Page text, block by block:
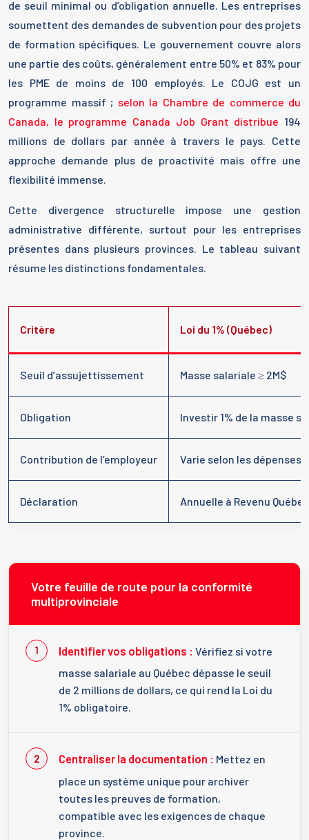
de seuil minimal ou d’obligation annuelle. Les entreprises
soumettent des demandes de subvention pour des projets
de formation spécifiques. Le gouvernement couvre alors
une partie des coûts, généralement entre 50% et 83% pour
les PME de moins de 100 employés. Le COJG est un
programme massif ; selon la Chambre de commerce du
Canada, le programme Canada Job Grant distribue 194
millions de dollars par année à travers le pays. Cette
approche demande plus de proactivité mais offre une
flexibilité immense.
Cette divergence structurelle impose une gestion
administrative différente, surtout pour les entreprises
présentes dans plusieurs provinces. Le tableau suivant
résume les distinctions fondamentales.
Critère Loi du 1% (Québec)
Seuil d’assujettissement Masse salariale ≥ 2M$
Obligation Investir 1% de la masse
Contribution de l’employeur Varie selon les dépenses
Déclaration Annuelle à Revenu Québec
Votre feuille de route pour la conformité
multiprovinciale
Identifier vos obligations : Vérifiez si votre
masse salariale au Québec dépasse le seuil
de 2 millions de dollars, ce qui rend la Loi du
1% obligatoire.
Centraliser la documentation : Mettez en
place un système unique pour archiver
toutes les preuves de formation,
compatible avec les exigences de chaque
province.